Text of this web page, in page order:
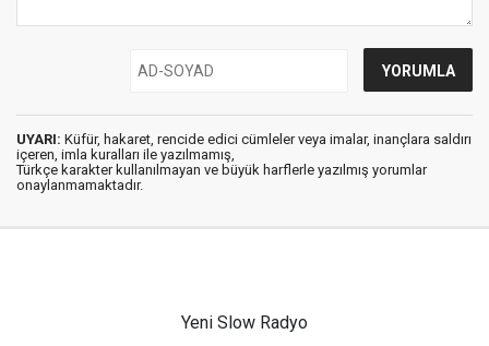
UYARI: Küfür, hakaret, rencide edici cümleler veya imalar, inançlara saldırı
içeren, imla kuralları ile yazılmamış,
Türkçe karakter kullanılmayan ve büyük harflerle yazılmış yorumlar
onaylanmamaktadır.
Yeni Slow Radyo